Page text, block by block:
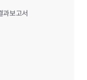
과보고서